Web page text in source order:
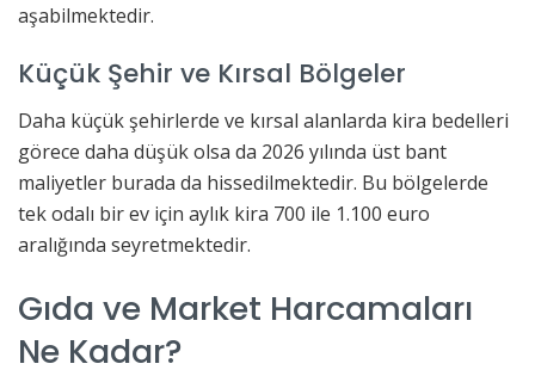
aşabilmektedir.
Küçük Şehir ve Kırsal Bölgeler
Daha küçük şehirlerde ve kırsal alanlarda kira bedelleri
görece daha düşük olsa da 2026 yılında üst bant
maliyetler burada da hissedilmektedir. Bu bölgelerde
tek odalı bir ev için aylık kira 700 ile 1.100 euro
aralığında seyretmektedir.
Gıda ve Market Harcamaları
Ne Kadar?